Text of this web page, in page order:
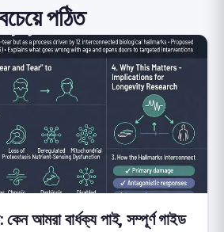
পঠিত
কেন আমরা বার্ধক্য পাই, সম্পূর্ণ গাইড